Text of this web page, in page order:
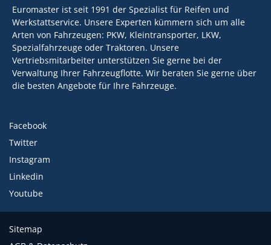
Euromaster ist seit 1991 der Spezialist für Reifen und
Werkstattservice. Unsere Experten kümmern sich um alle
Arten von Fahrzeugen: PKW, Kleintransporter, LKW,
Spezialfahrzeuge oder Traktoren. Unsere
Vertriebsmitarbeiter unterstützen Sie gerne bei der
Verwaltung Ihrer Fahrzeugflotte. Wir beraten Sie gerne über
die besten Angebote für Ihre Fahrzeuge.
Facebook
Twitter
Instagram
Linkedin
Youtube
Sitemap